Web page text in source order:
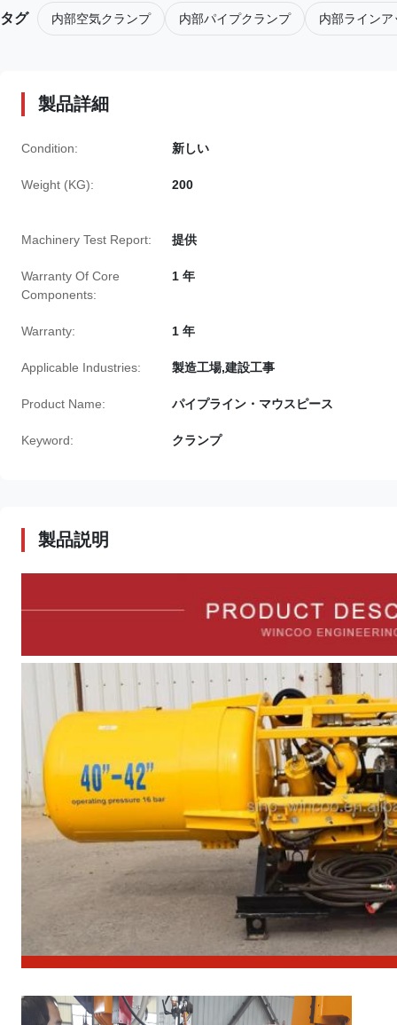
タグ 内部空気クランプ 内部パイプクランプ 内部ライン
製品詳細
Condition: 新しい
Weight (KG): 200
Machinery Test Report: 提供
Warranty Of Core
Components:
1 年
Warranty: 1 年
Applicable Industries: 製造工場,建設工事
Product Name: パイプライン・マウスピース
Keyword: クランプ
製品説明